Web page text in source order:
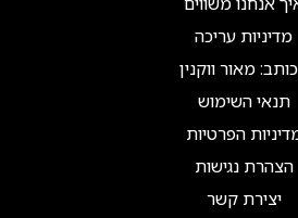
מדיניות עריכה
מאור ווקנין
תנאי השימוש
הפרטיות
הצהרת נגישות
יצירת קשר